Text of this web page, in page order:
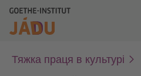
Тяжка праця в культурі